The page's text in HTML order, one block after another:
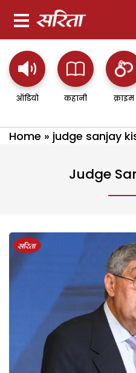
ऑडियो कहानी क्राइम
Home » judge sanjay
Judge